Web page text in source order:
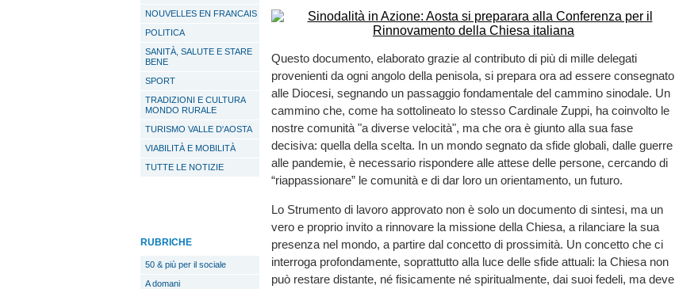
NOUVELLES EN FRANCAIS
POLITICA
SANITÀ, SALUTE E STARE
BENE
SPORT
TRADIZIONI E CULTURA
MONDO RURALE
TURISMO VALLE D'AOSTA
VIABILITÀ E MOBILITÀ
TUTTE LE NOTIZIE
RUBRICHE
50 & più per il sociale
A domani
Questo documento, elaborato grazie al contributo di più di mille delegati
provenienti da ogni angolo della penisola, si prepara ora ad essere consegnato
alle Diocesi, segnando un passaggio fondamentale del cammino sinodale. Un
cammino che, come ha sottolineato lo stesso Cardinale Zuppi, ha coinvolto le
nostre comunità "a diverse velocità", ma che ora è giunto alla sua fase
decisiva: quella della scelta. In un mondo segnato da sfide globali, dalle guerre
alle pandemie, è necessario rispondere alle attese delle persone, cercando di
“riappassionare” le comunità e di dar loro un orientamento, un futuro.
Lo Strumento di lavoro approvato non è solo un documento di sintesi, ma un
vero e proprio invito a rinnovare la missione della Chiesa, a rilanciare la sua
presenza nel mondo, a partire dal concetto di prossimità. Un concetto che ci
interroga profondamente, soprattutto alla luce delle sfide attuali: la Chiesa non
può restare distante, né fisicamente né spiritualmente, dai suoi fedeli, ma deve